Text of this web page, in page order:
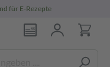
für E-Rezepte